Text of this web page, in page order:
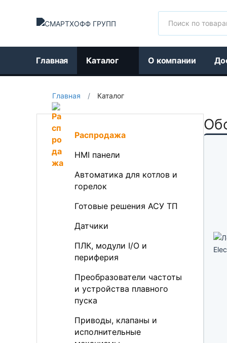
Главная Каталог О компании
Главная / Каталог
Распродажа
HMI панели
Автоматика для котлов и
горелок
Готовые решения АСУ ТП
Датчики
ПЛК, модули I/O и
периферия
Преобразователи частоты
и устройства плавного
пуска
Приводы, клапаны и
исполнительные